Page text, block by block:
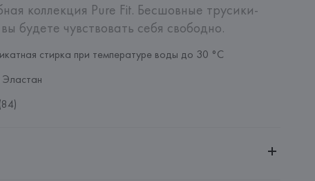
коллекция Pure Fit. Бесшовные трусики-
будете чувствовать себя свободно.
стирка при температуре воды до 30 °C